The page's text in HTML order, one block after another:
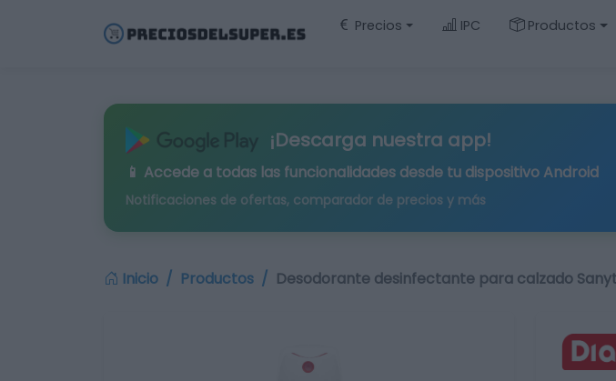
Precios IPC Productos
¡Descarga nuestra app!
📱 Accede a todas las funcionalidades desde tu dispositivo Android
Notificaciones de ofertas, comparador de precios y más
Inicio Productos Desodorante desinfectante para calzado